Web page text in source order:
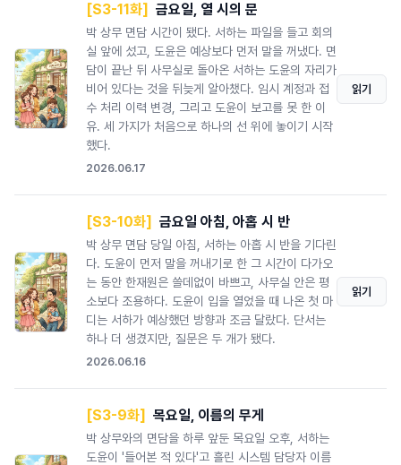
[S3-11화] 금요일, 열 시의 문
박 상무 면담 시간이 됐다. 서하는 파일을 들고 회의
실 앞에 섰고, 도윤은 예상보다 먼저 말을 꺼냈다. 면
담이 끝난 뒤 사무실로 돌아온 서하는 도윤의 자리가
비어 있다는 것을 뒤늦게 알아챘다. 임시 계정과 접
수 처리 이력 변경, 그리고 도윤이 보고를 못 한 이
유. 세 가지가 처음으로 하나의 선 위에 놓이기 시작
했다.
2026.06.17
읽기
[S3-10화] 금요일 아침, 아홉 시 반
박 상무 면담 당일 아침, 서하는 아홉 시 반을 기다린
다. 도윤이 먼저 말을 꺼내기로 한 그 시간이 다가오
는 동안 한재원은 쓸데없이 바쁘고, 사무실 안은 평
소보다 조용하다. 도윤이 입을 열었을 때 나온 첫 마
디는 서하가 예상했던 방향과 조금 달랐다. 단서는
하나 더 생겼지만, 질문은 두 개가 됐다.
2026.06.16
읽기
[S3-9화] 목요일, 이름의 무게
박 상무와의 면담을 하루 앞둔 목요일 오후, 서하는
도윤이 '들어본 적 있다'고 흘린 시스템 담당자 이름